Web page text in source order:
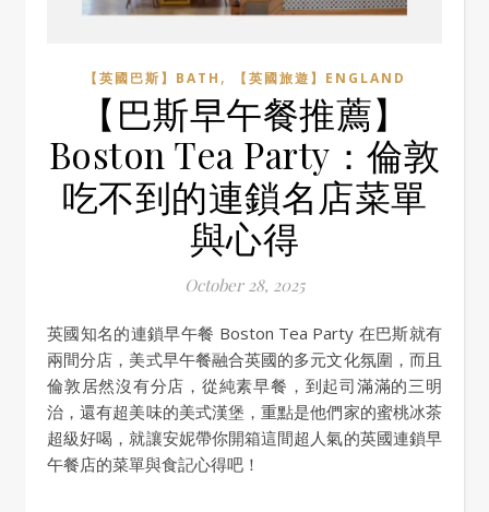
【英國巴斯】BATH , 【英國旅遊】ENGLAND
【巴斯早午餐推薦】
Boston Tea Party：倫敦
吃不到的連鎖名店菜單
與心得
October 28, 2025
英國知名的連鎖早午餐 Boston Tea Party 在巴斯就有
兩間分店，美式早午餐融合英國的多元文化氛圍，而且
倫敦居然沒有分店，從純素早餐，到起司滿滿的三明
治，還有超美味的美式漢堡，重點是他們家的蜜桃冰茶
超級好喝，就讓安妮帶你開箱這間超人氣的英國連鎖早
午餐店的菜單與食記心得吧！